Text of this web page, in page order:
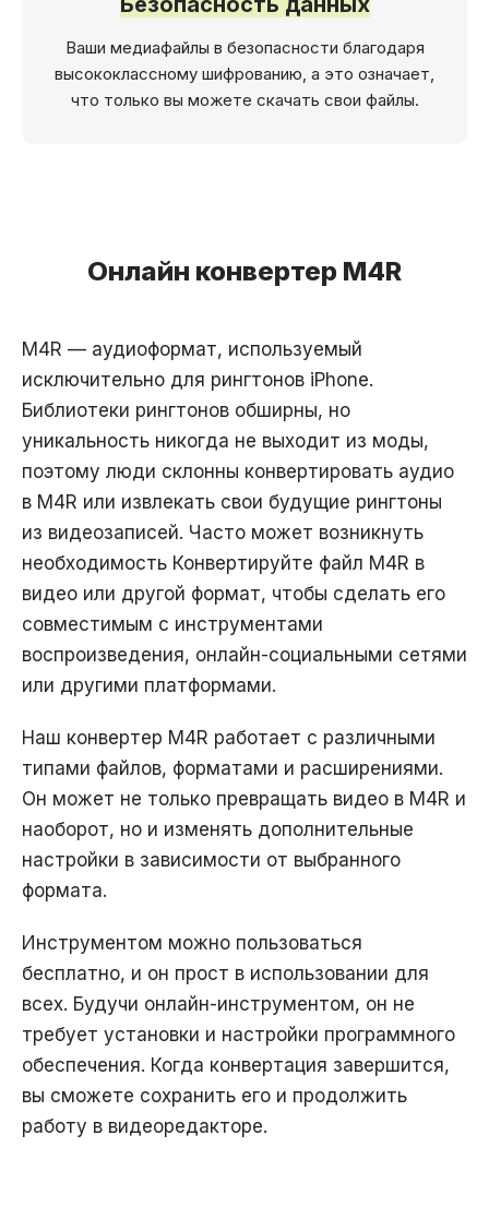
Ваши медиафайлы в безопасности благодаря
высококлассному шифрованию, а это означает,
что только вы можете скачать свои файлы.
Онлайн конвертер M4R
M4R — аудиоформат, используемый
исключительно для рингтонов iPhone.
Библиотеки рингтонов обширны, но
уникальность никогда не выходит из моды,
поэтому люди склонны конвертировать аудио
в M4R или извлекать свои будущие рингтоны
из видеозаписей. Часто может возникнуть
необходимость Конвертируйте файл M4R в
видео или другой формат, чтобы сделать его
совместимым с инструментами
воспроизведения, онлайн-социальными сетями
или другими платформами.
Наш конвертер M4R работает с различными
типами файлов, форматами и расширениями.
Он может не только превращать видео в M4R и
наоборот, но и изменять дополнительные
настройки в зависимости от выбранного
формата.
Инструментом можно пользоваться
бесплатно, и он прост в использовании для
всех. Будучи онлайн-инструментом, он не
требует установки и настройки программного
обеспечения. Когда конвертация завершится,
вы сможете сохранить его и продолжить
работу в видеоредакторе.